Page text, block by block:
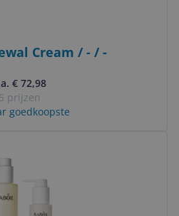
Cream / - / -
€ 72,98
5 prijzen
goedkoopste